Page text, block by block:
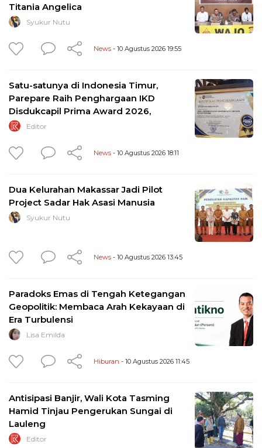
Titania Angelica
Syukur Nutu
News - 10 Agustus 2026 19:55
Satu-satunya di Indonesia Timur,
Parepare Raih Penghargaan IKD
Disdukcapil Prima Award 2026,
Editor
News - 10 Agustus 2026 18:11
Dua Kelurahan Makassar Jadi Pilot
Project Sadar Hak Asasi Manusia
Syukur Nutu
News - 10 Agustus 2026 13:45
Paradoks Emas di Tengah Ketegangan
Geopolitik: Membaca Arah Kekayaan di
Era Turbulensi
Lisa Emilda
Hiburan - 10 Agustus 2026 11:45
Antisipasi Banjir, Wali Kota Tasming
Hamid Tinjau Pengerukan Sungai di
Lauleng
Editor